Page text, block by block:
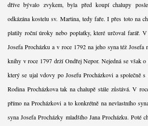
dříve bývalo zvykem, byla před koupí chalupy
odkázána kostelu sv. Martina, tedy faře. I přes toto na
platily roční úroky nebo poplatky, které určoval farář.
Josefa Procházku a v roce 1792 na jeho syna též
knihy v roce 1797 drží Ondřej Nepor. Nejedná se však
který se ujal vdovy po Josefu Procházkovi a společně s
Rodina Procházkova tak na chalupě stále zůstává. V
přímo na Procházkovi a to konkrétně na nevlastního
syna Josefa Procházky mladšího Jana Procházku. Poté